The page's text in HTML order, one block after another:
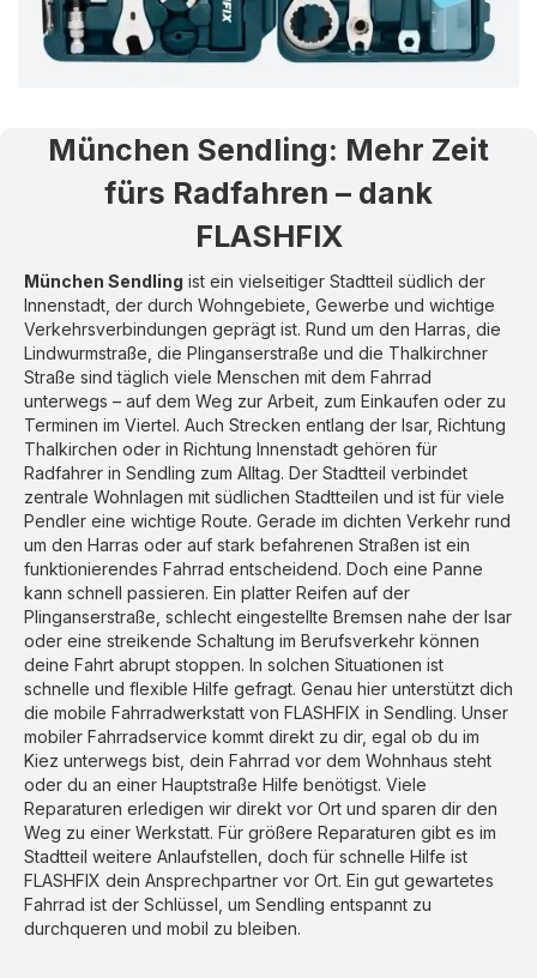
München Sendling: Mehr Zeit
fürs Radfahren – dank
FLASHFIX
München Sendling ist ein vielseitiger Stadtteil südlich der
Innenstadt, der durch Wohngebiete, Gewerbe und wichtige
Verkehrsverbindungen geprägt ist. Rund um den Harras, die
Lindwurmstraße, die Plinganserstraße und die Thalkirchner
Straße sind täglich viele Menschen mit dem Fahrrad
unterwegs – auf dem Weg zur Arbeit, zum Einkaufen oder zu
Terminen im Viertel. Auch Strecken entlang der Isar, Richtung
Thalkirchen oder in Richtung Innenstadt gehören für
Radfahrer in Sendling zum Alltag. Der Stadtteil verbindet
zentrale Wohnlagen mit südlichen Stadtteilen und ist für viele
Pendler eine wichtige Route. Gerade im dichten Verkehr rund
um den Harras oder auf stark befahrenen Straßen ist ein
funktionierendes Fahrrad entscheidend. Doch eine Panne
kann schnell passieren. Ein platter Reifen auf der
Plinganserstraße, schlecht eingestellte Bremsen nahe der Isar
oder eine streikende Schaltung im Berufsverkehr können
deine Fahrt abrupt stoppen. In solchen Situationen ist
schnelle und flexible Hilfe gefragt. Genau hier unterstützt dich
die mobile Fahrradwerkstatt von FLASHFIX in Sendling. Unser
mobiler Fahrradservice kommt direkt zu dir, egal ob du im
Kiez unterwegs bist, dein Fahrrad vor dem Wohnhaus steht
oder du an einer Hauptstraße Hilfe benötigst. Viele
Reparaturen erledigen wir direkt vor Ort und sparen dir den
Weg zu einer Werkstatt. Für größere Reparaturen gibt es im
Stadtteil weitere Anlaufstellen, doch für schnelle Hilfe ist
FLASHFIX dein Ansprechpartner vor Ort. Ein gut gewartetes
Fahrrad ist der Schlüssel, um Sendling entspannt zu
durchqueren und mobil zu bleiben.